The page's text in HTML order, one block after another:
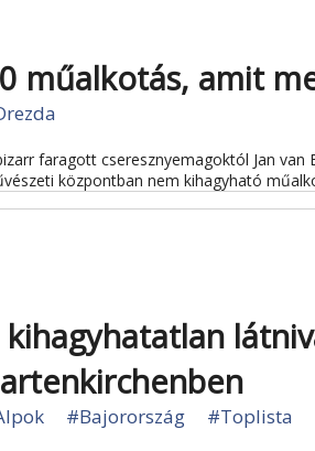
műalkotás, amit
faragott cseresznyemagoktól Jan
központban nem kihagyható
kihagyhatatlan
#Bajorország #Toplista